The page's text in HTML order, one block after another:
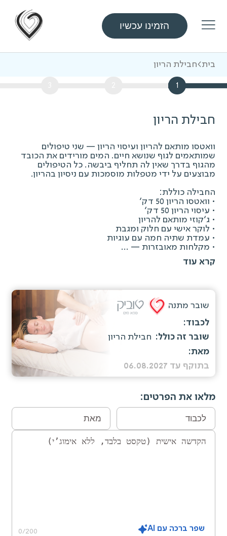
הזמינו עכשיו
בית>חבילת הריון
1
חבילת הריון
וואטסו מותאם להריון ועיסוי הריון — שני טיפולים
שמותאמים לגוף שנושא חיים. המים מורידים את הכובד
מהגוף בדרך שאין לה תחליף ביבשה. כל הטיפולים
מבוצעים על ידי מטפלות מוסמכות עם ניסיון בהריון.
החבילה כוללת:
• וואטסו הריון 50 דק'
• עיסוי הריון 50 דק'
• ג'קוזי מותאם להריון
• לוקר אישי עם חלוק ומגבת
• עמדת שתיה חמה עם עוגיות
• מקלחות מאובזרות — ...
קרא עוד
שובר מתנה
חבילת הריון
בתוקף עד 06.08.2027
מלאו את הפרטים:
שפר ברכה עם AI 0/200